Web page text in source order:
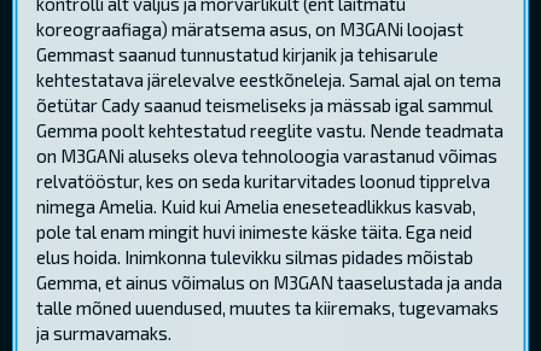
koreograafiaga) märatsema asus, on M3GANi loojast
Gemmast saanud tunnustatud kirjanik ja tehisarule
kehtestatava järelevalve eestkõneleja. Samal ajal on tema
õetütar Cady saanud teismeliseks ja mässab igal sammul
Gemma poolt kehtestatud reeglite vastu. Nende teadmata
on M3GANi aluseks oleva tehnoloogia varastanud võimas
relvatööstur, kes on seda kuritarvitades loonud tipprelva
nimega Amelia. Kuid kui Amelia eneseteadlikkus kasvab,
pole tal enam mingit huvi inimeste käske täita. Ega neid
elus hoida. Inimkonna tulevikku silmas pidades mõistab
Gemma, et ainus võimalus on M3GAN taaselustada ja anda
talle mõned uuendused, muutes ta kiiremaks, tugevamaks
ja surmavamaks.